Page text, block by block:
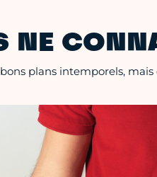
NE
plans intemporels,